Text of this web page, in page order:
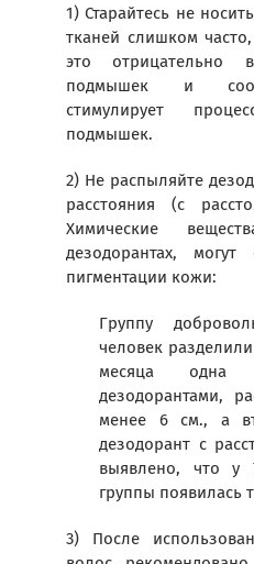
1) Старайтесь не
тканей слишком
это отрицательно
подмышек и
стимулирует
подмышек.
2) Не распыляйте
расстояния (с
Химические
дезодорантах,
пигментации кожи:
Группу
человек
месяца одна
дезодорантами,
менее 6 см., а
дезодорант с
выявлено, что у
группы появилась
3) После